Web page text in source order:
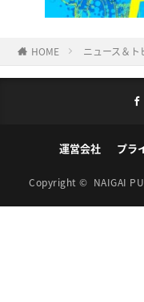
HOME ニュース＆ト
運営会社 プラ
Copyright © NAIGAI